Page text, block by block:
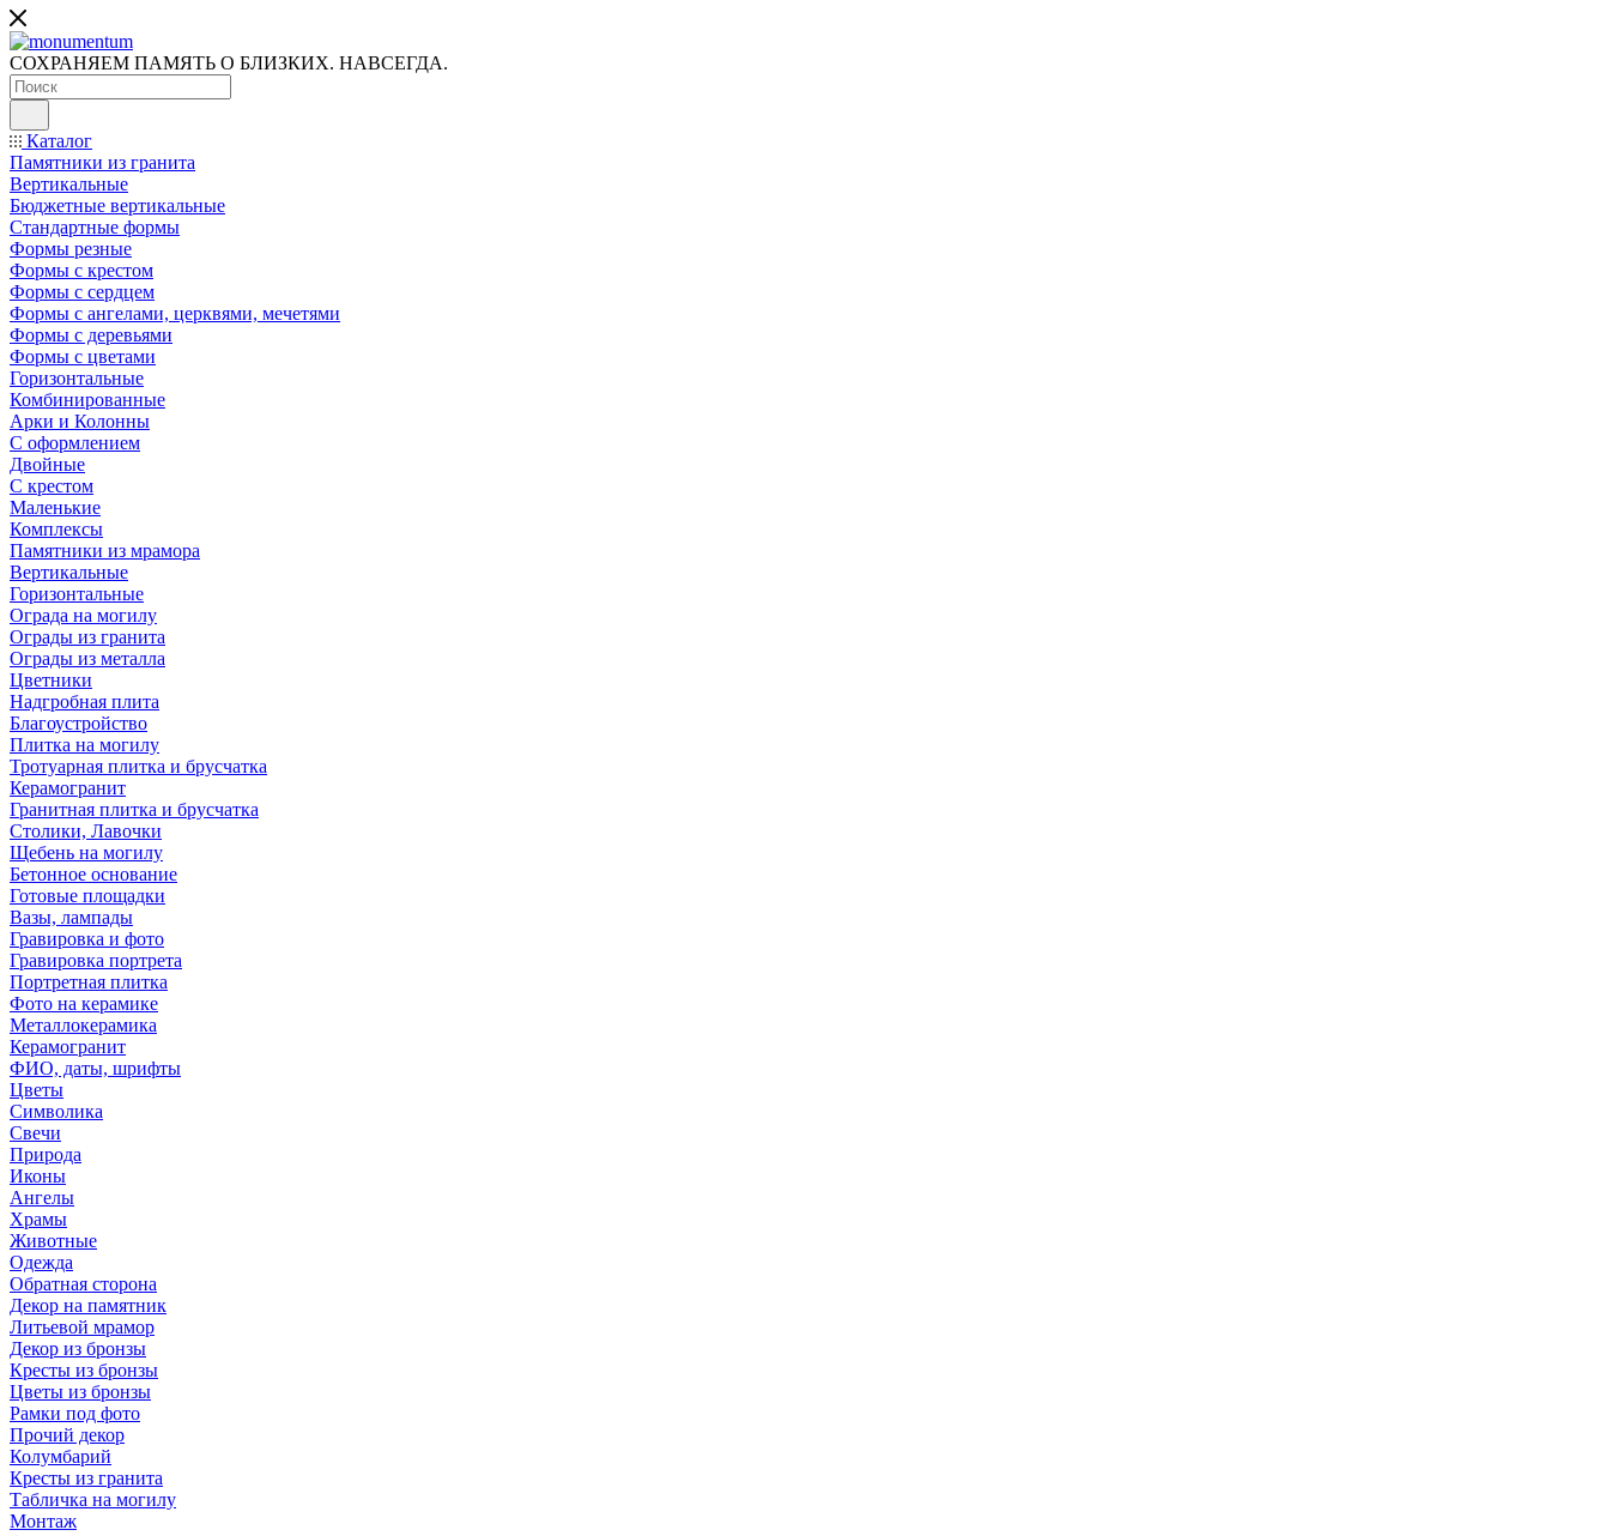
СОХРАНЯЕМ ПАМЯТЬ О БЛИЗКИХ. НАВСЕГДА.
Каталог
Памятники из гранита
Вертикальные
Бюджетные вертикальные
Стандартные формы
Формы резные
Формы с крестом
Формы с сердцем
Формы с ангелами, церквями, мечетями
Формы с деревьями
Формы с цветами
Горизонтальные
Комбинированные
Арки и Колонны
С оформлением
Двойные
С крестом
Маленькие
Комплексы
Памятники из мрамора
Вертикальные
Горизонтальные
Ограда на могилу
Ограды из гранита
Ограды из металла
Цветники
Надгробная плита
Благоустройство
Плитка на могилу
Тротуарная плитка и брусчатка
Керамогранит
Гранитная плитка и брусчатка
Столики, Лавочки
Щебень на могилу
Бетонное основание
Готовые площадки
Вазы, лампады
Гравировка и фото
Гравировка портрета
Портретная плитка
Фото на керамике
Металлокерамика
Керамогранит
ФИО, даты, шрифты
Цветы
Символика
Свечи
Природа
Иконы
Ангелы
Храмы
Животные
Одежда
Обратная сторона
Декор на памятник
Литьевой мрамор
Декор из бронзы
Кресты из бронзы
Цветы из бронзы
Рамки под фото
Прочий декор
Колумбарий
Кресты из гранита
Табличка на могилу
Монтаж